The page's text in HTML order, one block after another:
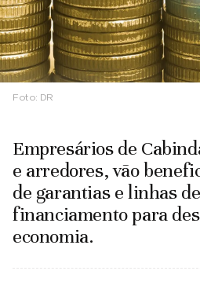
Foto: DR
Empresários de
e arredores, vão
de garantias e linhas
financiamento para
economia.